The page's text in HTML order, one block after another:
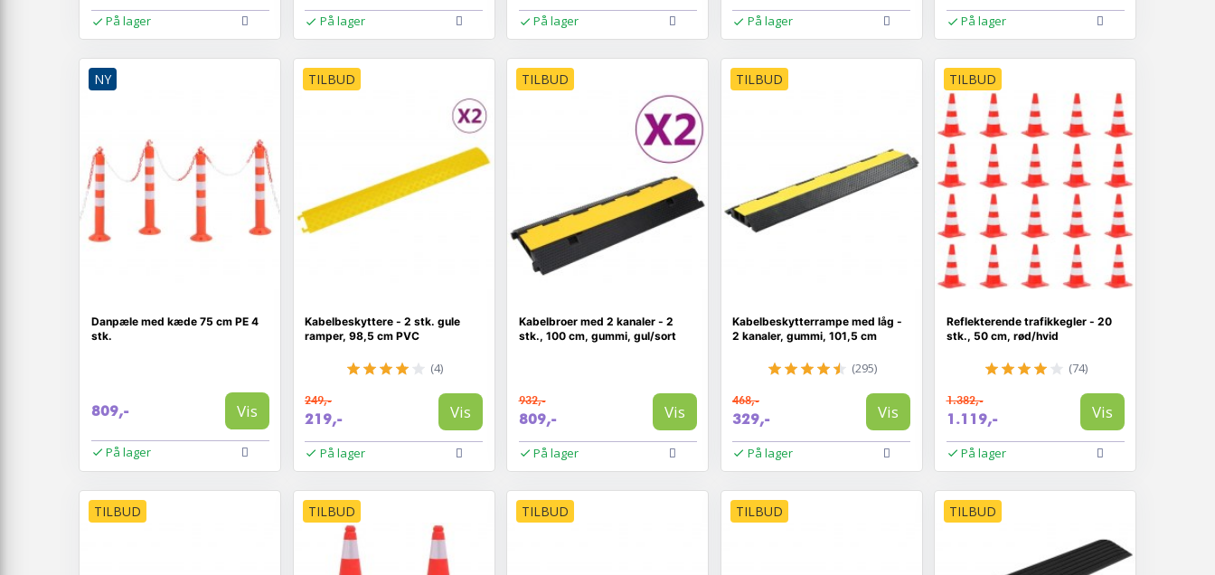
På lager På lager På lager På lager På lager
NY
Danpæle med kæde 75 cm PE 4
stk.
809,- Vis
På lager
TILBUD
Kabelbeskyttere - 2 stk. gule
ramper, 98,5 cm PVC
(4)
249,-
219,- Vis
På lager
TILBUD
Kabelbroer med 2 kanaler - 2
stk., 100 cm, gummi, gul/sort
932,-
809,- Vis
På lager
TILBUD
Kabelbeskytterrampe med låg -
2 kanaler, gummi, 101,5 cm
(295)
468,-
329,- Vis
På lager
TILBUD
Reflekterende trafikkegler - 20
stk., 50 cm, rød/hvid
(74)
1.382,-
1.119,- Vis
På lager
TILBUD TILBUD TILBUD TILBUD TILBUD